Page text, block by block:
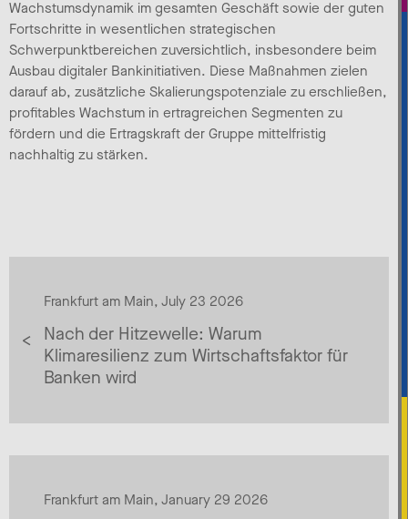
Wachstumsdynamik im gesamten Geschäft sowie der guten
Fortschritte in wesentlichen strategischen
Schwerpunktbereichen zuversichtlich, insbesondere beim
Ausbau digitaler Bankinitiativen. Diese Maßnahmen zielen
darauf ab, zusätzliche Skalierungspotenziale zu erschließen,
profitables Wachstum in ertragreichen Segmenten zu
fördern und die Ertragskraft der Gruppe mittelfristig
nachhaltig zu stärken.
Frankfurt am Main, July 23 2026
Nach der Hitzewelle: Warum
Klimaresilienz zum Wirtschaftsfaktor für
Banken wird
Frankfurt am Main, January 29 2026